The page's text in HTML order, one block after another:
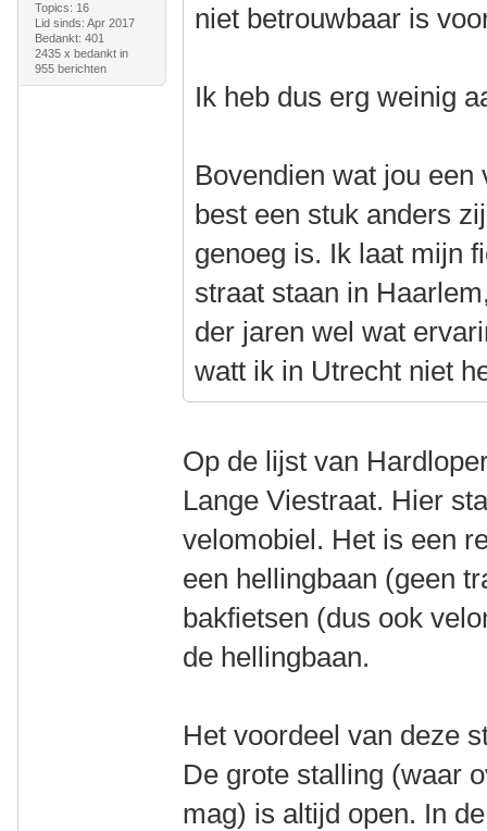
Topics: 16
Lid sinds: Apr 2017
Bedankt: 401
2435 x bedankt in
955 berichten
niet betrouwbaar is
Ik heb dus erg weinig
Bovendien wat jou
best een stuk anders
genoeg is. Ik laat mijn
straat staan in
der jaren wel wat
watt ik in Utrecht niet
Op de lijst van
Lange Viestraat. Hier
velomobiel. Het is een
een hellingbaan (geen
bakfietsen (dus ook
de hellingbaan.
Het voordeel van deze
De grote stalling (waar
mag) is altijd open. In